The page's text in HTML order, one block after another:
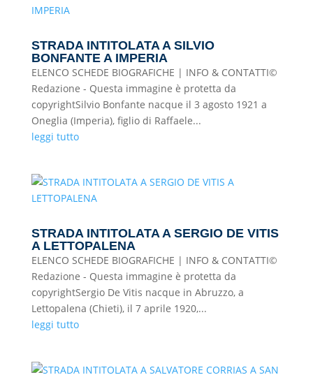
STRADA INTITOLATA A SILVIO
BONFANTE A IMPERIA
ELENCO SCHEDE BIOGRAFICHE | INFO & CONTATTI©
Redazione - Questa immagine è protetta da
copyrightSilvio Bonfante nacque il 3 agosto 1921 a
Oneglia (Imperia), figlio di Raffaele...
leggi tutto
STRADA INTITOLATA A SERGIO DE VITIS
A LETTOPALENA
ELENCO SCHEDE BIOGRAFICHE | INFO & CONTATTI©
Redazione - Questa immagine è protetta da
copyrightSergio De Vitis nacque in Abruzzo, a
Lettopalena (Chieti), il 7 aprile 1920,...
leggi tutto